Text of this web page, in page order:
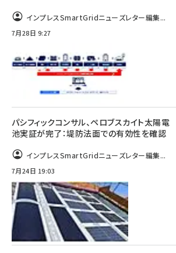
インプレスSmartGridニューズレター編集...
7月28日 9:27
パシフィックコンサル、ペロブスカイト太陽電
池実証が完了：堤防法面での有効性を確認
インプレスSmartGridニューズレター編集...
7月24日 19:03